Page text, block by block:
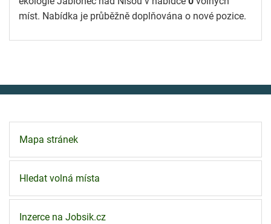
míst. Nabídka je průběžně doplňována o nové pozice.
Mapa stránek
Hledat volná místa
Inzerce na Jobsik.cz